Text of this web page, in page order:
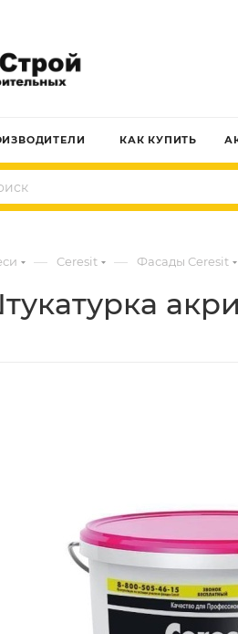
КАК КУПИТЬ
— Ceresit — Фасады Ceresit